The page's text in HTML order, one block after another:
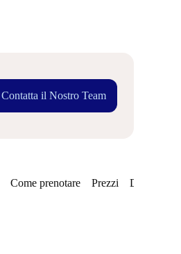
Contatta il Nostro Team
Come prenotare Prezzi Disponibilità